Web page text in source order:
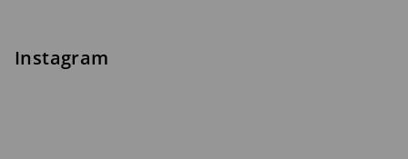
Instagram